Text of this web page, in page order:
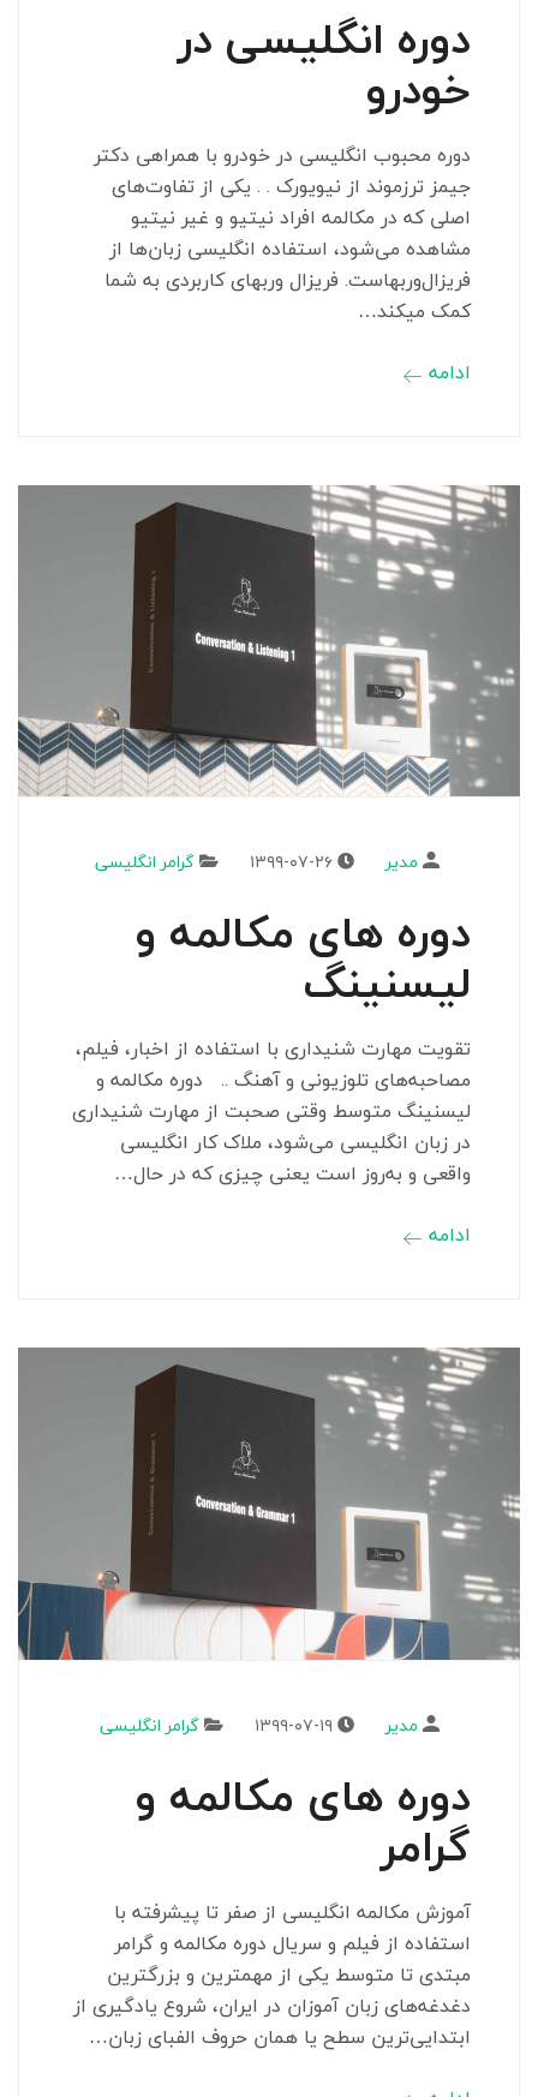
دوره انگلیسی در
خودرو
دوره محبوب انگلیسی در خودرو با همراهی دکتر
جیمز ترزموند از نیویورک . . یکی از تفاوت‌های
اصلی که در مکالمه افراد نیتیو و غیر نیتیو
مشاهده می‌شود، استفاده انگلیسی زبان‌ها از
فریزال‌وربهاست. فریزال وربهای کاربردی به شما
کمک میکند…
ادامه
مدیر گرامر انگلیسی
دوره های مکالمه و
لیسنینگ
تقویت مهارت شنیداری با استفاده از اخبار، فیلم،
مصاحبه‌های تلوزیونی و آهنگ .. دوره‌ مکالمه و
لیسنینگ متوسط وقتی صحبت از مهارت شنیداری
در زبان انگلیسی می‌شود، ملاک کار انگلیسی
واقعی و به‌روز است یعنی چیزی که در حال…
ادامه
مدیر گرامر انگلیسی
دوره های مکالمه و
گرامر
آموزش مکالمه انگلیسی از صفر تا پیشرفته با
استفاده از فیلم و سریال دوره مکالمه و گرامر
مبتدی تا متوسط یکی از مهمترین و بزرگترین
دغدغه‌های زبان آموزان در ایران، شروع یادگیری از
ابتدایی‌ترین سطح یا همان حروف الفبای زبان…